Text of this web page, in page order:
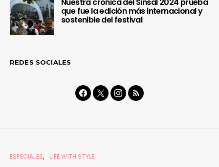
Nuestra crónica del Sinsal 2024 prueba
que fue la edición más internacional y
sostenible del festival
REDES SOCIALES
ESPECIALES LIFE WITH STYLE